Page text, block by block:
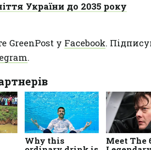
України до 2035 року
GreenPost у Facebook.
.